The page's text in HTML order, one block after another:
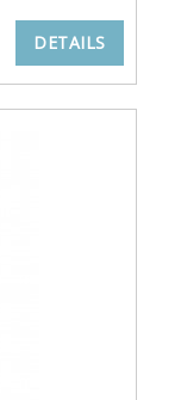
DETAILS